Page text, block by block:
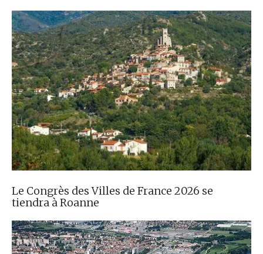
Le Congrès des Villes de France 2026 se
tiendra à Roanne